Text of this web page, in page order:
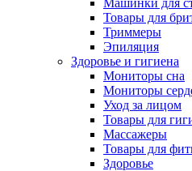
Машинки для
Товары для
Триммеры
Эпиляция
Здоровье и гигиена
Мониторы сна
Мониторы
Уход за лицом
Товары для
Массажеры
Товары для
Здоровье